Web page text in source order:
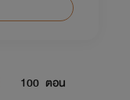
100 ตอน